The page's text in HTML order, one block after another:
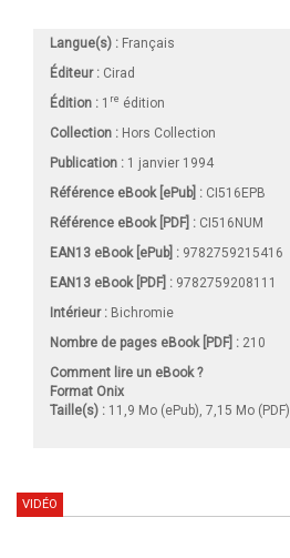
Langue(s) : Français
Éditeur : Cirad
Édition : 1 re édition
Collection : Hors Collection
Publication : 1 janvier 1994
Référence eBook [ePub] : CI516EPB
Référence eBook [PDF] : CI516NUM
EAN13 eBook [ePub] : 9782759215416
EAN13 eBook [PDF] : 9782759208111
Intérieur : Bichromie
Nombre de pages eBook [PDF] : 210
Comment lire un eBook ?
Format Onix
Taille(s) : 11,9 Mo (ePub), 7,15 Mo (PDF)
VIDÉO